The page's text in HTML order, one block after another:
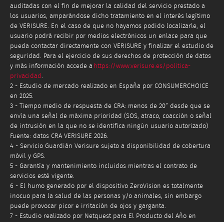
auditadas con el fin de mejorar la calidad del servicio prestado a
los usuarios, amparándose dicho tratamiento en el interés legítimo
de VERISURE. En el caso de que no hayamos podido localizarle, el
usuario podrá recibir por medios electrónicos un enlace para que
pueda contactar directamente con VERISURE y finalizar el estudio de
seguridad. Para el ejercicio de sus derechos de protección de datos
y más información accede a https://www.verisure.es/politica-
privacidad.
2 - Estudio de mercado realizado en España por CONSUMERCHOICE
en 2025.
3 - Tiempo medio de respuesta de CRA: menos de 20” desde que se
envía una señal de máxima prioridad (SOS, atraco, coacción o señal
de intrusión en la que no se identifica ningún usuario autorizado)
Fuente: datos CRA VERISURE 2026.
4 - Servicio Guardián Verisure sujeto a disponibilidad de cobertura
móvil y GPS.
5 - Garantía y mantenimiento incluidos mientras el contrato de
servicios esté vigente.
6 - El humo generado por el dispositivo ZeroVision es totalmente
inocuo para la salud de las personas y/o animales, sin embargo
puede provocar picor e irritación de ojos y garganta.
7 - Estudio realizado por Netquest para El Producto del Año en